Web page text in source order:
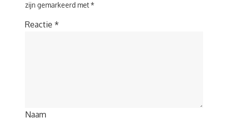
zijn gemarkeerd met*
Reactie *
Naam